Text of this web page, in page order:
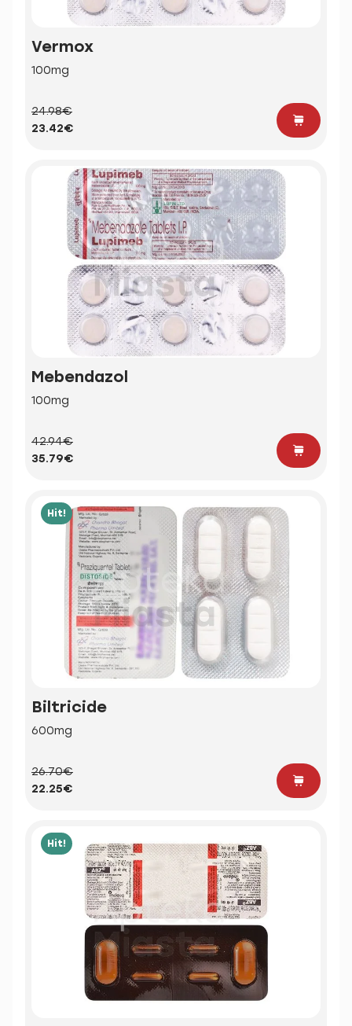
Vermox
100mg
24.98€
23.42€
Mebendazol
100mg
42.94€
35.79€
Hit!
Biltricide
600mg
26.70€
22.25€
Hit!